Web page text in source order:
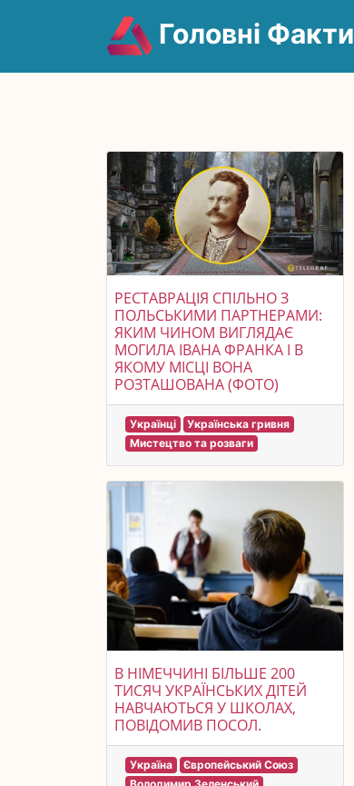
Головні Факти
РЕСТАВРАЦІЯ СПІЛЬНО З
ПОЛЬСЬКИМИ ПАРТНЕРАМИ:
ЯКИМ ЧИНОМ ВИГЛЯДАЄ
МОГИЛА ІВАНА ФРАНКА І В
ЯКОМУ МІСЦІ ВОНА
РОЗТАШОВАНА (ФОТО)
Українці
Українська гривня
Мистецтво та розваги
В НІМЕЧЧИНІ БІЛЬШЕ 200
ТИСЯЧ УКРАЇНСЬКИХ ДІТЕЙ
НАВЧАЮТЬСЯ У ШКОЛАХ,
ПОВІДОМИВ ПОСОЛ.
Україна
Європейський Союз